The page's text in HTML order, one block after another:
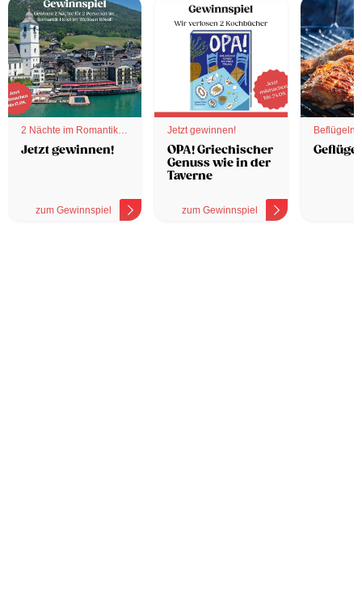
2 Nächte im Romantik
Hotel
Jetzt gewinnen!
zum Gewinnspiel
Jetzt gewinnen!
OPA! Griechischer
Genuss wie in der
Taverne
zum Gewinnspiel